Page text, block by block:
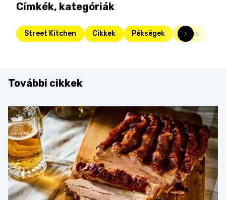
Címkék, kategóriák
Street Kitchen Cikkek Pékségek Friss
További cikkek